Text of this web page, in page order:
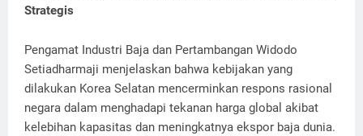
Strategis
Pengamat Industri Baja dan Pertambangan Widodo
Setiadharmaji menjelaskan bahwa kebijakan yang
dilakukan Korea Selatan mencerminkan respons rasional
negara dalam menghadapi tekanan harga global akibat
kelebihan kapasitas dan meningkatnya ekspor baja dunia.